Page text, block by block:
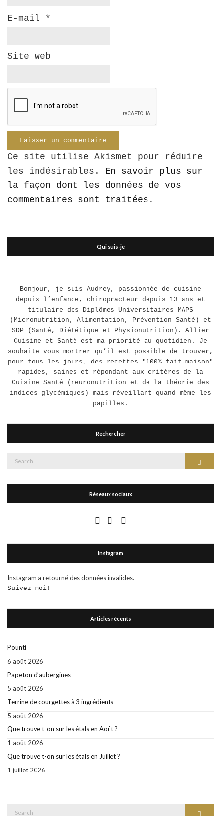
E-mail *
Site web
Ce site utilise Akismet pour réduire
les indésirables. En savoir plus sur
la façon dont les données de vos
commentaires sont traitées .
Qui suis-je
Bonjour, je suis Audrey, passionnée de cuisine
depuis l’enfance, chiropracteur depuis 13 ans et
titulaire des Diplômes Universitaires MAPS
(Micronutrition, Alimentation, Prévention Santé) et
SDP (Santé, Diététique et Physionutrition). Allier
Cuisine et Santé est ma priorité au quotidien. Je
souhaite vous montrer qu’il est possible de trouver,
pour tous les jours, des recettes "100% fait-maison"
rapides, saines et répondant aux critères de la
Cuisine Santé (neuronutrition et de la théorie des
indices glycémiques) mais réveillant quand même les
papilles.
Rechercher
Réseaux sociaux
Instagram
Instagram a retourné des données invalides.
Suivez moi!
Articles récents
Pounti
6 août 2026
Papeton d’aubergines
5 août 2026
Terrine de courgettes à 3 ingrédients
5 août 2026
Que trouve t-on sur les étals en Août ?
1 août 2026
Que trouve t-on sur les étals en Juillet ?
1 juillet 2026